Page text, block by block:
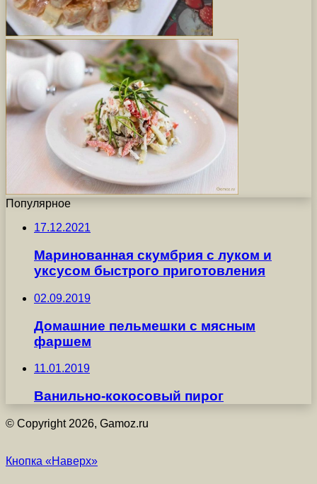
Популярное
17.12.2021
Маринованная скумбрия с луком и
уксусом быстрого приготовления
02.09.2019
Домашние пельмешки с мясным
фаршем
11.01.2019
Ванильно-кокосовый пирог
© Copyright 2026, Gamoz.ru
Кнопка «Наверх»